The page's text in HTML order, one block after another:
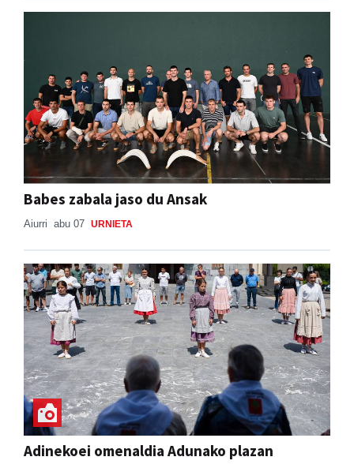
Babes zabala jaso du Ansak
Aiurri abu 07 URNIETA
Adinekoei omenaldia Adunako plazan